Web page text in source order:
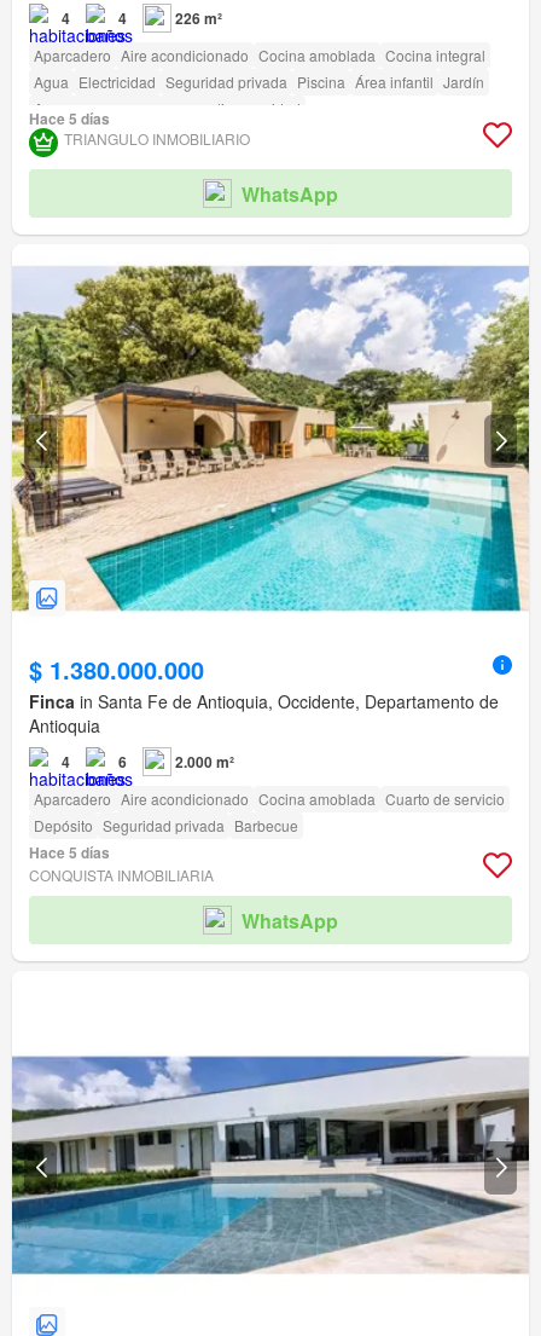
4 4 226 m²
Aparcadero Aire acondicionado Cocina amoblada Cocina integral
Agua Electricidad Seguridad privada Piscina Área infantil Jardín
Acceso para personas con discapacidad
Hace 5 días
TRIANGULO INMOBILIARIO
WhatsApp
$ 1.380.000.000
Finca in Santa Fe de Antioquia, Occidente, Departamento de
Antioquia
4 6 2.000 m²
Aparcadero Aire acondicionado Cocina amoblada Cuarto de servicio
Depósito Seguridad privada Barbecue
Hace 5 días
CONQUISTA INMOBILIARIA
WhatsApp